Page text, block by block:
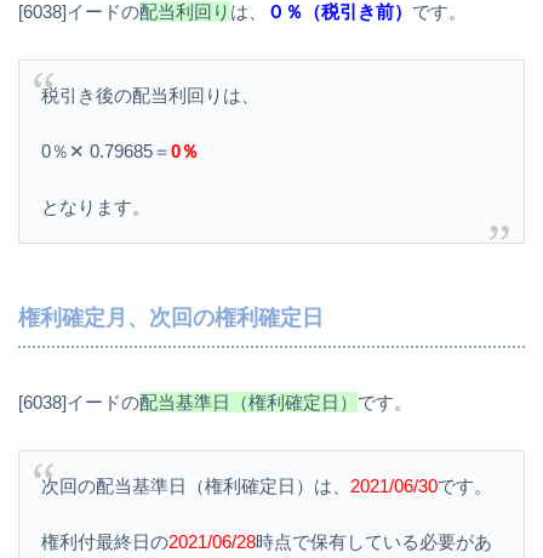
[6038]イードの配当利回り は、 ０％（税引き前） です。
税引き後の配当利回りは、
0％✕ 0.79685＝0％
となります。
権利確定月、次回の権利確定日
[6038]イードの配当基準日（権利確定日） です。
次回の配当基準日（権利確定日）は、 2021/06/30です。
権利付最終日の2021/06/28時点で保有している必要があ